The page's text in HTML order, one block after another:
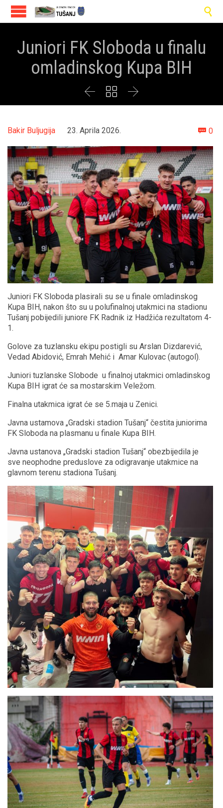

Juniori FK Sloboda u finalu
omladinskog Kupa BIH
  
Bakir Buljugija 23. Aprila 2026.  0
Juniori FK Sloboda plasirali su se u finale omladinskog
Kupa BIH, nakon što su u polufinalnoj utakmici na stadionu
Tušanj pobijedili juniore FK Radnik iz Hadžića rezultatom 4-
1.
Golove za tuzlansku ekipu postigli su Arslan Dizdarević,
Vedad Abidović, Emrah Mehić i Amar Kulovac (autogol).
Juniori tuzlanske Slobode u finalnoj utakmici omladinskog
Kupa BIH igrat će sa mostarskim Veležom.
Finalna utakmica igrat će se 5.maja u Zenici.
Javna ustamova „Gradski stadion Tušanj“ čestita juniorima
FK Sloboda na plasmanu u finale Kupa BIH.
Javna ustanova „Gradski stadion Tušanj“ obezbijedila je
sve neophodne preduslove za odigravanje utakmice na
glavnom terenu stadiona Tušanj.